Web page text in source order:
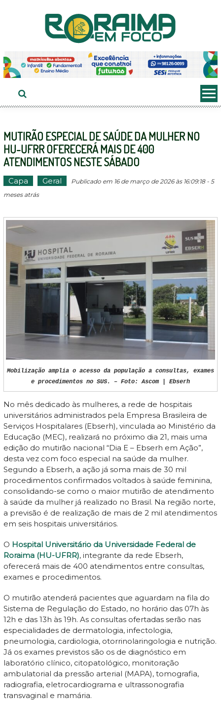
MUTIRÃO ESPECIAL DE SAÚDE DA MULHER NO
HU-UFRR OFERECERÁ MAIS DE 400
ATENDIMENTOS NESTE SÁBADO
Capa Geral
Publicado em 16 de março de 2026 às 16:09:18 - 5
meses atrás
Mobilização amplia o acesso da população a consultas, exames
e procedimentos no SUS. – Foto: Ascom | Ebserh
No mês dedicado às mulheres, a rede de hospitais
universitários administrados pela Empresa Brasileira de
Serviços Hospitalares (Ebserh), vinculada ao Ministério da
Educação (MEC), realizará no próximo dia 21, mais uma
edição do mutirão nacional “Dia E – Ebserh em Ação”,
desta vez com foco especial na saúde da mulher.
Segundo a Ebserh, a ação já soma mais de 30 mil
procedimentos confirmados voltados à saúde feminina,
consolidando-se como o maior mutirão de atendimento
à saúde da mulher já realizado no Brasil. Na região norte,
a previsão é de realização de mais de 2 mil atendimentos
em seis hospitais universitários.
O Hospital Universitário da Universidade Federal de
Roraima (HU-UFRR), integrante da rede Ebserh,
oferecerá mais de 400 atendimentos entre consultas,
exames e procedimentos.
O mutirão atenderá pacientes que aguardam na fila do
Sistema de Regulação do Estado, no horário das 07h às
12h e das 13h às 19h. As consultas ofertadas serão nas
especialidades de dermatologia, infectologia,
pneumologia, cardiologia, otorrinolaringologia e nutrição.
Já os exames previstos são os de diagnóstico em
laboratório clínico, citopatológico, monitoração
ambulatorial da pressão arterial (MAPA), tomografia,
radiografia, eletrocardiograma e ultrassonografia
transvaginal e mamária.